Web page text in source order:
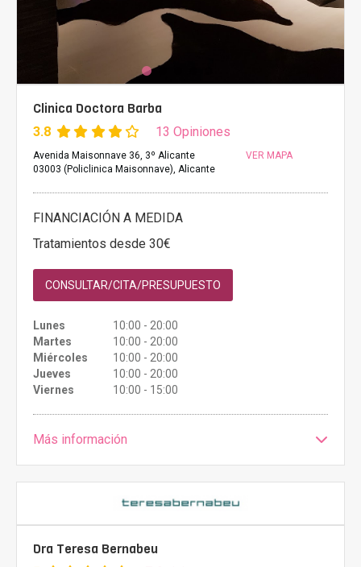
Clinica Doctora Barba
3.8 13 Opiniones
Avenida Maisonnave 36, 3º Alicante
03003 (Policlinica Maisonnave), Alicante
VER MAPA
FINANCIACIÓN A MEDIDA
Tratamientos desde 30€
CONSULTAR/CITA/PRESUPUESTO
Lunes
10:00 - 20:00
Martes
10:00 - 20:00
Miércoles
10:00 - 20:00
Jueves
10:00 - 20:00
Viernes
10:00 - 15:00
Más información
Dra Teresa Bernabeu